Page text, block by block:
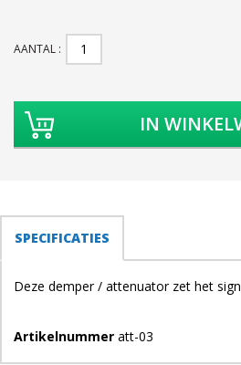
AANTAL
SPECIFICATIES
TABBLAD)
Deze demper / attenuator zet het
Artikelnummer att-03